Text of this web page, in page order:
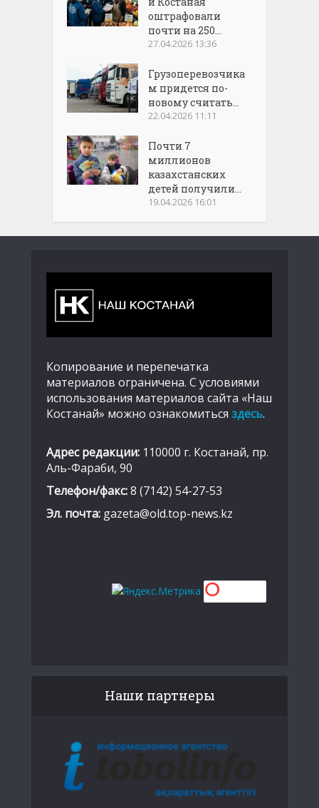
оштрафовали
почти на 250...
27.04.2026 13:36
Грузоперевозчика
м придется по-
новому считать...
22.04.2026 11:11
Почти 7
миллионов
казахстанских
детей получили...
19.04.2026 16:01
Копирование и перепечатка
материалов ограничена. С условиями
использования материалов сайта «Наш
Костанай» можно ознакомиться здесь.
Адрес редакции: 110000 г. Костанай, пр.
Аль-Фараби, 90
Телефон/факс:8 (7142) 54-27-53
Эл. почта: gazeta@old.top-news.kz
Наши партнеры